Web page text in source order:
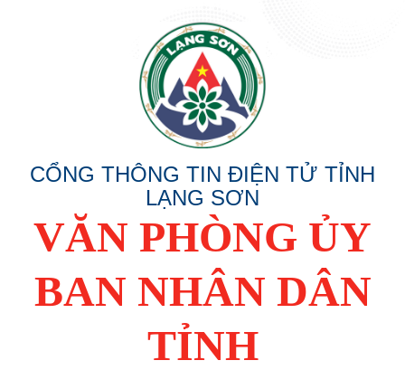
CỔNG THÔNG TIN ĐIỆN TỬ TỈNH
LẠNG SƠN
VĂN PHÒNG ỦY
BAN NHÂN DÂN
TỈNH